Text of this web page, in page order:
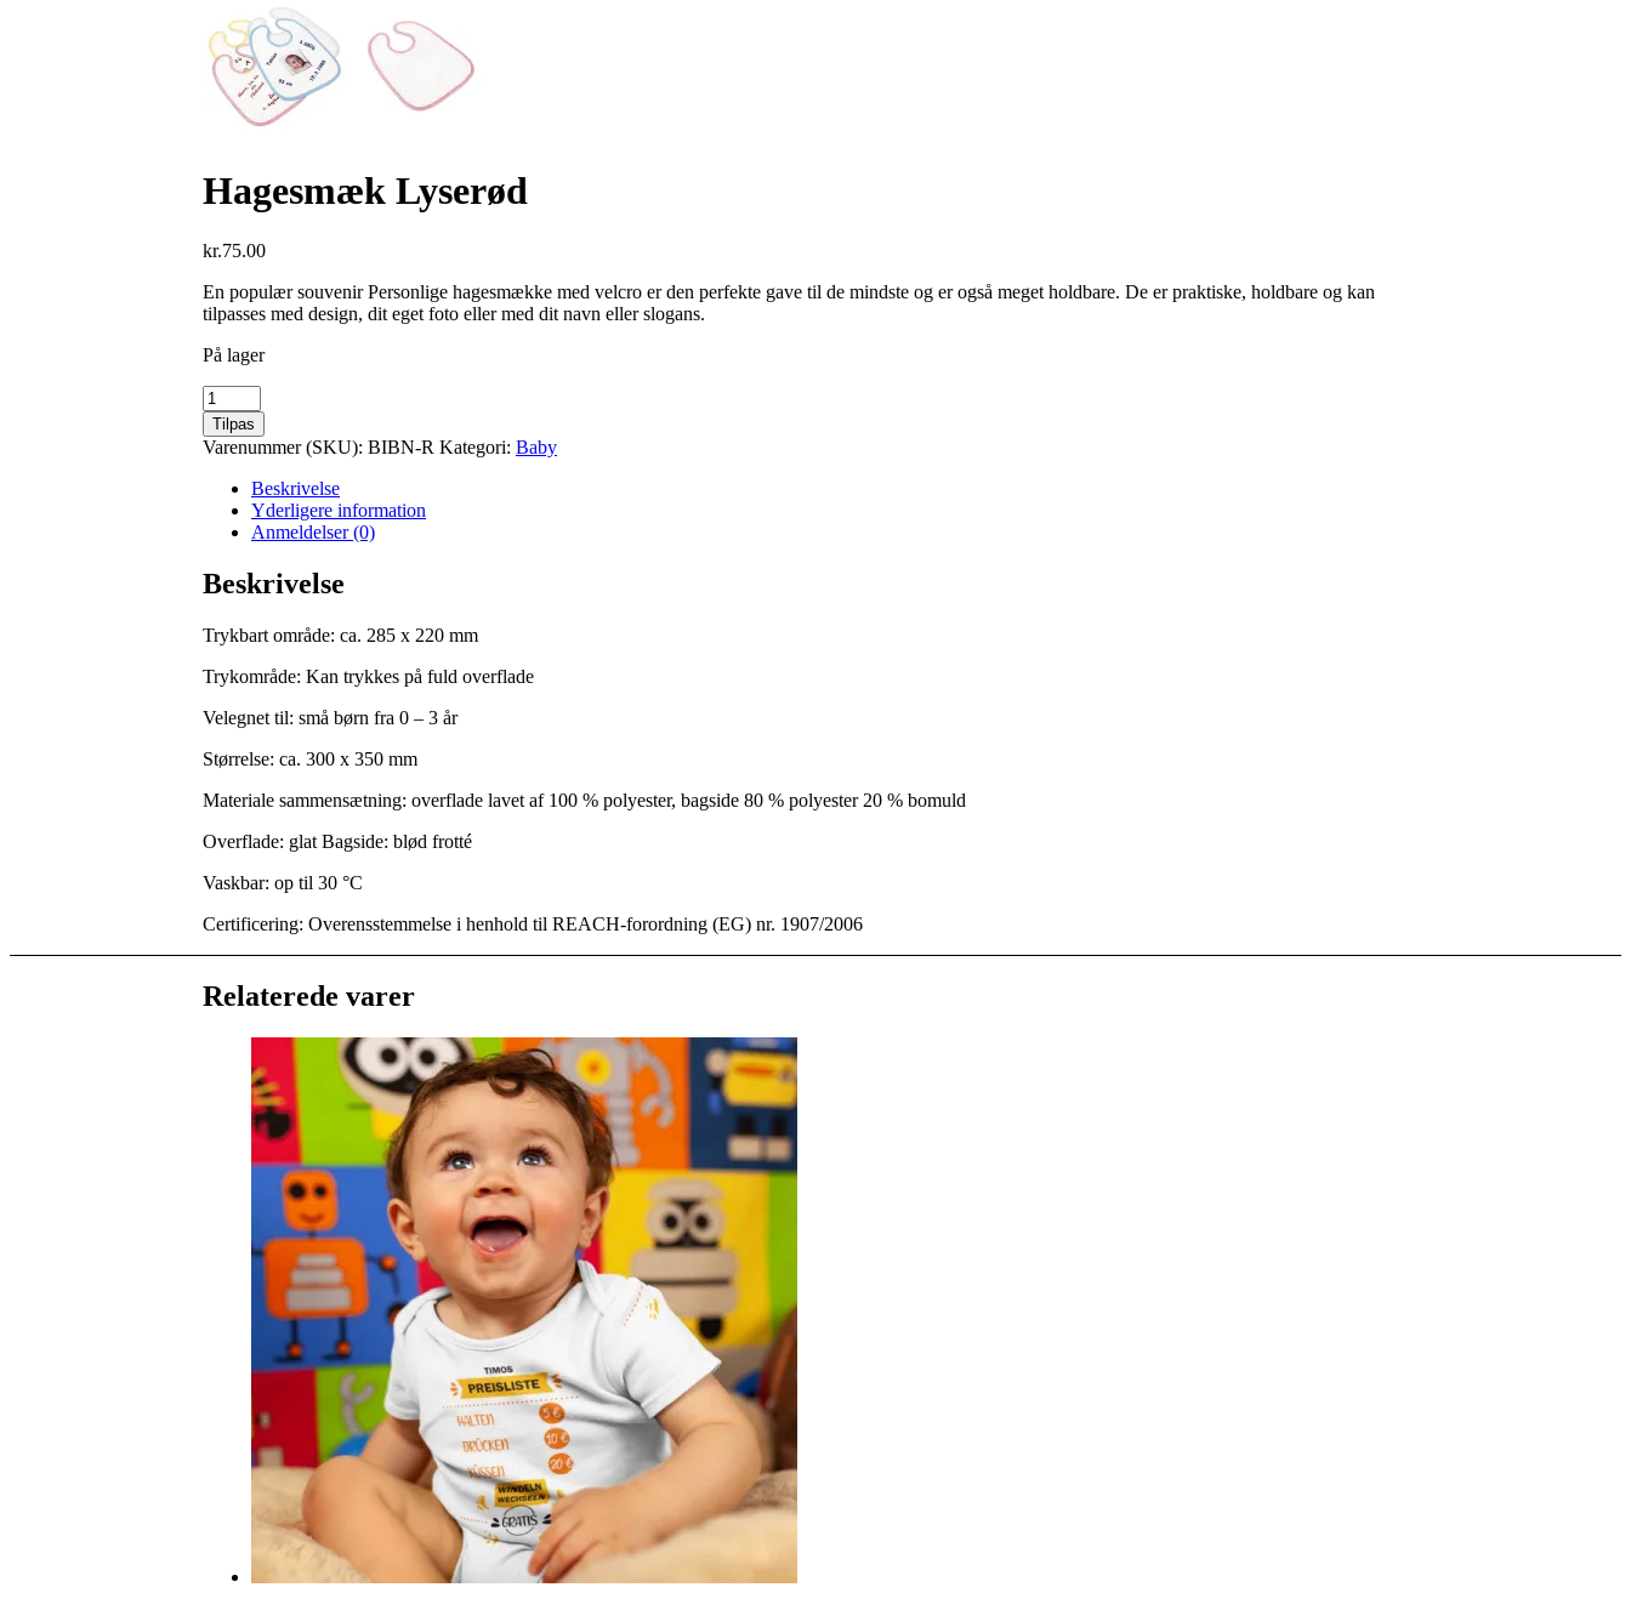
Hagesmæk Lyserød
kr.75.00
En populær souvenir Personlige hagesmække med velcro er den perfekte gave til de mindste og er også meget holdbare. De er praktiske, holdbare og kan
tilpasses med design, dit eget foto eller med dit navn eller slogans.
På lager
Hagesmæk
Lyserød
antal
Tilpas
Varenummer (SKU): BIBN-R Kategori: Baby
Beskrivelse
Yderligere information
Anmeldelser (0)
Beskrivelse
Trykbart område: ca. 285 x 220 mm
Trykområde: Kan trykkes på fuld overflade
Velegnet til: små børn fra 0 – 3 år
Størrelse: ca. 300 x 350 mm
Materiale sammensætning: overflade lavet af 100 % polyester, bagside 80 % polyester 20 % bomuld
Overflade: glat Bagside: blød frotté
Vaskbar: op til 30 °C
Certificering: Overensstemmelse i henhold til REACH-forordning (EG) nr. 1907/2006
Relaterede varer